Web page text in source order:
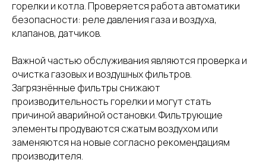
горелки и котла. Проверяется работа автоматики
безопасности: реле давления газа и воздуха,
клапанов, датчиков.
Важной частью обслуживания являются проверка и
очистка газовых и воздушных фильтров.
Загрязнённые фильтры снижают
производительность горелки и могут стать
причиной аварийной остановки. Фильтрующие
элементы продуваются сжатым воздухом или
заменяются на новые согласно рекомендациям
производителя.